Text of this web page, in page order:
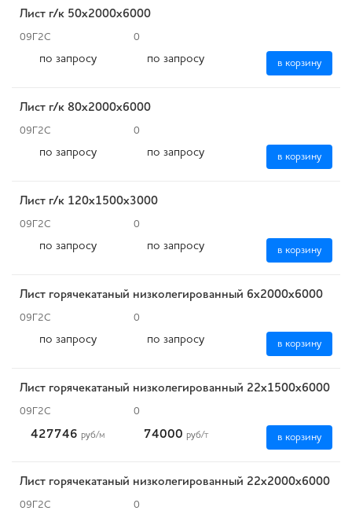
Лист г/к 50x2000х6000
09Г2С 0
по запросу по запросу в корзину
Лист г/к 80x2000х6000
09Г2С 0
по запросу по запросу в корзину
Лист г/к 120х1500х3000
09Г2С 0
по запросу по запросу в корзину
Лист горячекатаный низколегированный 6х2000х6000
09Г2С 0
по запросу по запросу в корзину
Лист горячекатаный низколегированный 22х1500х6000
09Г2С 0
427746 руб/м 74000 руб/т в корзину
Лист горячекатаный низколегированный 22х2000х6000
09Г2С 0